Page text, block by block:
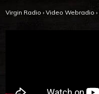
Virgin Radio › Video Webradio ›